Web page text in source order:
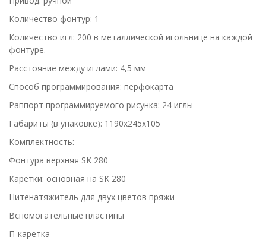
Количество фонтур: 1
Количество игл: 200 в металлической игольнице на каждой
фонтуре.
Расстояние между иглами: 4,5 мм
Способ программирования: перфокарта
Раппорт программируемого рисунка: 24 иглы
Габариты (в упаковке): 1190х245х105
Комплектность:
Фонтура верхняя SK 280
Каретки: основная на SK 280
Нитенатяжитель для двух цветов пряжи
Вспомогательные пластины
П-каретка